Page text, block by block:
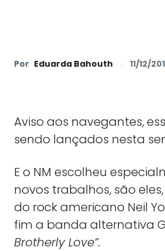
Por Eduarda Bahouth 11/12/
Aviso aos navegantes,
sendo lançados nesta
E o NM escolheu
novos trabalhos, são eles,
do rock americano Neil
fim a banda alternativa
Brotherly Love”.